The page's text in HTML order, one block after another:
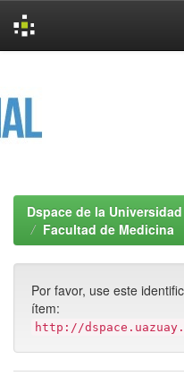
Dspace de la
Facultad de Medicina
Por favor, use este
ítem:
http://